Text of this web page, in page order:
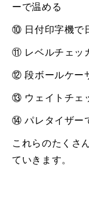
ーで温める
⑩ 日付印字機で
⑪ レベルチェッ
⑫ 段ボールケー
⑬ ウェイトチェ
⑭ パレタイザー
これらのたくさ
ていきます。